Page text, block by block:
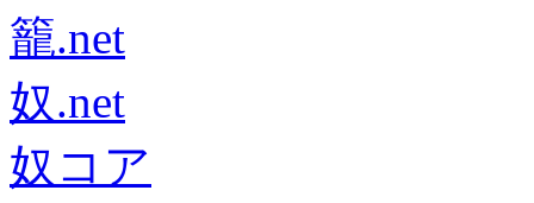
籠.net
奴.net
奴コア